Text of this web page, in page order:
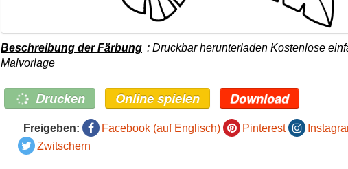
Beschreibung der Färbung : Druckbar herunterladen Kostenlose
Malvorlage
Drucken Online spielen Download
Freigeben: Facebook (auf Englisch) Pinterest
Zwitschern